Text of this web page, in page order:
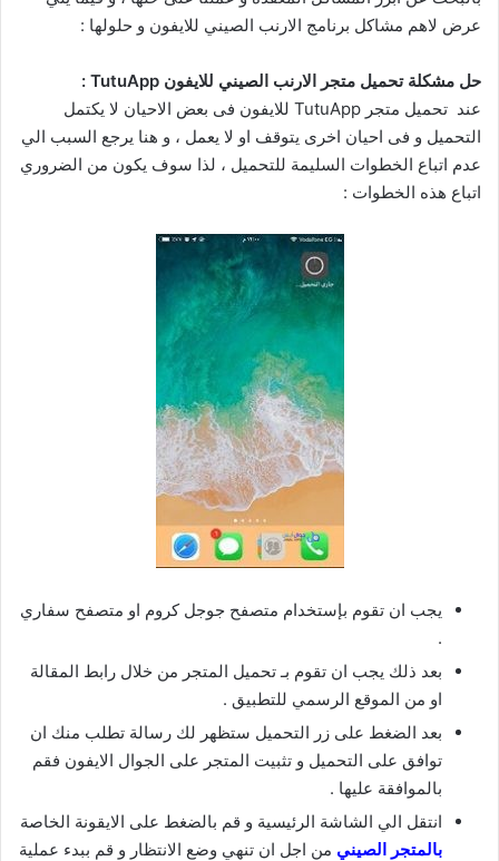
عرض لاهم مشاكل برنامج الارنب الصيني للايفون و حلولها :
حل مشكلة تحميل متجر الارنب الصيني للايفون TutuApp
:
عند تحميل متجر TutuApp للايفون فى بعض الاحيان لا يكتمل
التحميل و فى احيان اخرى يتوقف او لا يعمل ، و هنا يرجع السبب الي
عدم اتباع الخطوات السليمة للتحميل ، لذا سوف يكون من الضروري
اتباع هذه الخطوات :
يجب ان تقوم بإستخدام متصفح جوجل كروم او متصفح سفاري
.
بعد ذلك يجب ان تقوم بـ تحميل المتجر من خلال رابط المقالة
او من الموقع الرسمي للتطبيق .
بعد الضغط على زر التحميل ستظهر لك رسالة تطلب منك ان
توافق على التحميل و تثبيت المتجر على الجوال الايفون فقم
بالموافقة عليها .
انتقل الي الشاشة الرئيسية و قم بالضغط على الايقونة الخاصة
بالمتجر الصيني من اجل ان تنهي وضع الانتظار و قم ببدء عملية